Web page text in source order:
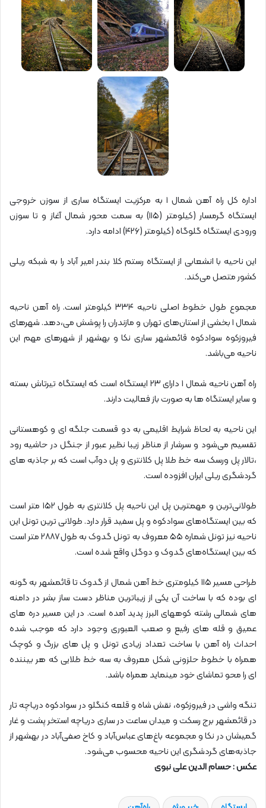
اداره کل راه آهن شمال ۱ به مرکزیت ایستگاه ساری از سوزن خروجی
ایستگاه گرمسار (کیلومتر (۱۱۵) به سمت محور شمال آغاز و تا سوزن
ورودی ایستگاه گلوگاه (کیلومتر (۴۲۶) ادامه دارد.
این ناحیه با انشعابی از ایستگاه رستم کلا بندر امیر آباد را به شبکه ریلی
کشور متصل می‌کند.
مجموع طول خطوط اصلی ناحیه ۳۳۴ کیلومتر است. راه آهن ناحیه
شمال ۱ بخشی از استان‌های تهران و مازندران را پوشش می،دهد. شهرهای
فیروزکوه سوادکوه قائمشهر ساری نکا و بهشهر از شهرهای مهم این
ناحیه می‌باشد.
راه آهن ناحیه شمال ۱ دارای ۲۳ ایستگاه است که ایستگاه تیرتاش بسته
و سایر ایستگاه ها به صورت باز فعالیت دارند.
این ناحیه به لحاظ شرایط اقلیمی به دو قسمت جلگه ای و کوهستانی
تقسیم می‌شود و سرشار از مناظر زیبا نظیر عبور از جنگل در حاشیه رود
،تالار پل ورسک سه خط طلا پل کلانتری و پل دوآب است که بر جاذبه های
گردشگری ریلی ایران افزوده است.
طولانی‌ترین و مهمترین پل این ناحیه پل کلانتری به طول ۱۵۲ متر است
که بین ایستگاه‌های سوادکوه و پل سفید قرار دارد. طولانی ترین تونل این
ناحیه نیز تونل شماره ۵۵ معروف به تونل گدوک به طول ۲۸۸۷ متر است
که بین ایستگاه‌های گدوک و دوگل واقع شده است.
طراحی مسیر ۱۱۵ کیلومتری خط آهن شمال از گدوک تا قائمشهر به گونه
ای بوده که با ساخت آن یکی از زیباترین مناظر دست ساز بشر در دامنه
های شمالی رشته کوههای البرز پدید آمده است. در این مسیر دره های
عمیق و قله های رفیع و صعب العبوری وجود دارد که موجب شده
احداث راه آهن با ساخت تعداد زیادی تونل و پل های بزرگ و کوچک
همراه با خطوط حلزونی شکل معروف به سه خط طلایی که هر بیننده
ای را محو تماشای خود مینماید همراه باشد.
تنگه واشی در فیروزکوه، نقش شاه و قلعه کنگلو در سوادکوه دریاچه تار
در قائمشهر برج رسکت و میدان ساعت در ساری دریاچه استخر پشت و غار
گمیشان در نکا و مجموعه باغ‌های عباس‌آباد و کاخ صفی‌آباد در بهشهر از
جاذبه‌های گردشگری این ناحیه محسوب می‌شود.
عکس : حسام الدین علی نبوی